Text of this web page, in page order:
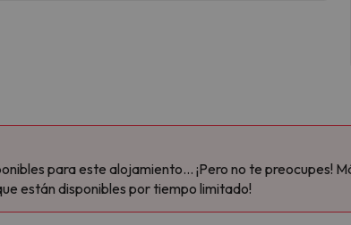
para este alojamiento... ¡Pero no te preocupes!
están disponibles por tiempo limitado!